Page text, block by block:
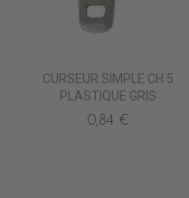
CURSEUR SIMPLE CH 5
PLASTIQUE GRIS
0,84 €